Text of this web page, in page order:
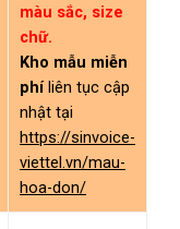
màu sắc, size
chữ.
Kho mẫu miễn
phíliên tục cập
nhật tại
https://sinvoice-
viettel.vn/mau-
hoa-don/